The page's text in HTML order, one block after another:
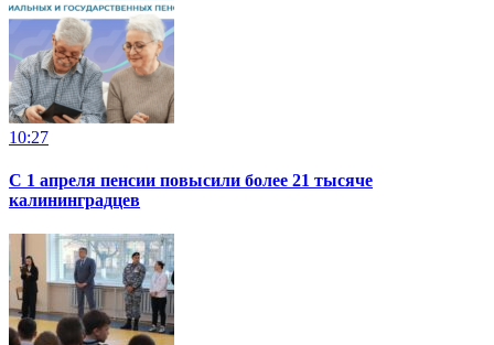
10:27
С 1 апреля пенсии повысили более 21 тысяче
калининградцев